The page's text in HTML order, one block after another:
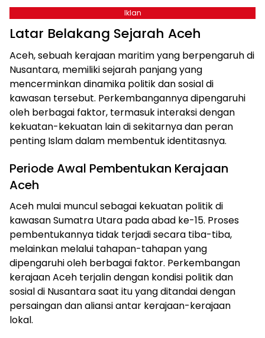
Iklan
Latar Belakang Sejarah Aceh
Aceh, sebuah kerajaan maritim yang berpengaruh di
Nusantara, memiliki sejarah panjang yang
mencerminkan dinamika politik dan sosial di
kawasan tersebut. Perkembangannya dipengaruhi
oleh berbagai faktor, termasuk interaksi dengan
kekuatan-kekuatan lain di sekitarnya dan peran
penting Islam dalam membentuk identitasnya.
Periode Awal Pembentukan Kerajaan
Aceh
Aceh mulai muncul sebagai kekuatan politik di
kawasan Sumatra Utara pada abad ke-15. Proses
pembentukannya tidak terjadi secara tiba-tiba,
melainkan melalui tahapan-tahapan yang
dipengaruhi oleh berbagai faktor. Perkembangan
kerajaan Aceh terjalin dengan kondisi politik dan
sosial di Nusantara saat itu yang ditandai dengan
persaingan dan aliansi antar kerajaan-kerajaan
lokal.